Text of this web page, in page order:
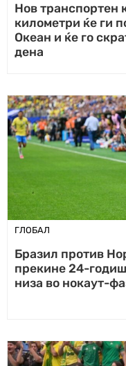
Нов транспортен
километри ќе ги
Океан и ќе го
дена
ГЛОБАЛ
Бразил против
прекине 24-
низа во нокаут-